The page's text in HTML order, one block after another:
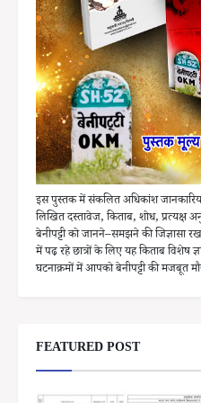
इस पुस्तक में संकलित अधिकांश
लिखित दस्तावेज, किताब, शोध, प्रत्यक्ष
बेनीपट्टी को जानने–समझने की जिज्ञासा
में पढ़ रहे छात्रों के लिए यह किताब विशेष
घटनाक्रमों में आपको बेनीपट्टी की मजबूत
FEATURED POST